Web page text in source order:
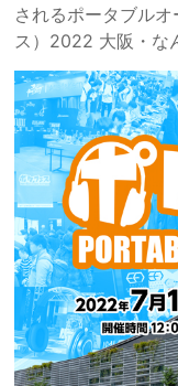
されるポータブル
ス）2022 大阪・な